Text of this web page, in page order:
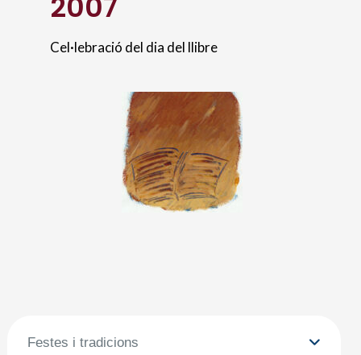
Festes i tradicions
Cel·lebració del dia del llibre